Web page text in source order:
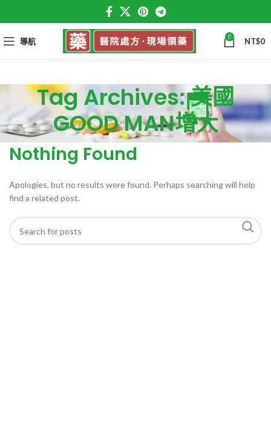
導航 0 NT$0
Tag Archives: 美國
GOOD MAN增大
Nothing Found
Apologies, but no results were found. Perhaps searching will help
find a related post.